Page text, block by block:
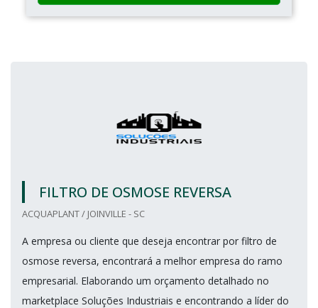
FILTRO DE OSMOSE REVERSA
ACQUAPLANT / JOINVILLE - SC
A empresa ou cliente que deseja encontrar por filtro de
osmose reversa, encontrará a melhor empresa do ramo
empresarial. Elaborando um orçamento detalhado no
marketplace Soluções Industriais e encontrando a líder do